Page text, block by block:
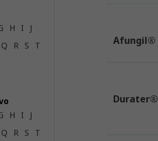
H I
J
Q R S
T
H I
J
Q R S
T
Afungil®
Durater®